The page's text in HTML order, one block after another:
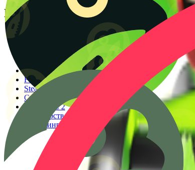
Полезное
Калькулятор крафтов
Генератор прицелов
Конфиги PRO игроков
Faceit Finder
Steam ID Finder
Стоимость инвентаря Steam
Гайды КС 2
Партнерство
Клиппинг